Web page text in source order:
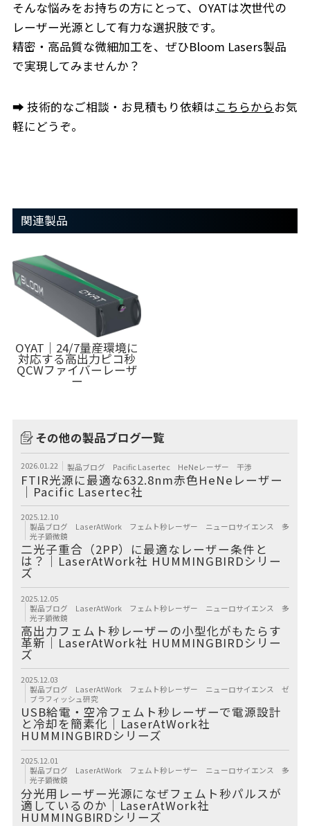
そんな悩みをお持ちの方にとって、 OYATは次世代の
レーザー光源として有力な選択肢です。
精密・高品質な微細加工を、ぜひBloom Lasers製品
で実現してみませんか？
➡ 技術的なご相談・お見積もり依頼はこちらからお気
軽にどうぞ。
関連製品
OYAT｜24/7量産環境に
対応する高出力ピコ秒
QCWファイバーレーザ
ー
その他の製品ブログ一覧
2026.01.22 製品ブログ Pacific Lasertec HeNeレーザー 干渉
FTIR光源に最適な632.8nm赤色HeNeレーザー
｜Pacific Lasertec社
2025.12.10
製品ブログ
LaserAtWork フェムト秒レーザー ニューロサイエンス
多
光子顕微鏡
二光子重合（2PP）に最適なレーザー条件と
は？｜LaserAtWork社 HUMMINGBIRDシリー
ズ
2025.12.05
製品ブログ
LaserAtWork フェムト秒レーザー ニューロサイエンス
多
光子顕微鏡
高出力フェムト秒レーザーの小型化がもたらす
革新｜LaserAtWork社 HUMMINGBIRDシリー
ズ
2025.12.03
製品ブログ
LaserAtWork フェムト秒レーザー ニューロサイエンス
ゼ
ブラフィッシュ研究
USB給電・空冷フェムト秒レーザーで電源設計
と冷却を簡素化｜LaserAtWork社
HUMMINGBIRDシリーズ
2025.12.01
製品ブログ
LaserAtWork フェムト秒レーザー ニューロサイエンス
多
光子顕微鏡
分光用レーザー光源になぜフェムト秒パルスが
適しているのか｜LaserAtWork社
HUMMINGBIRDシリーズ